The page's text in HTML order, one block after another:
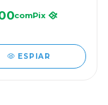
comPix
ESPIAR